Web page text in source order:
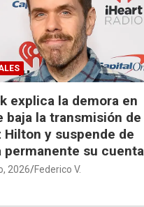
explica la demora en
baja la transmisión de
Hilton y suspende de
permanente su cuenta
2026 Federico V.